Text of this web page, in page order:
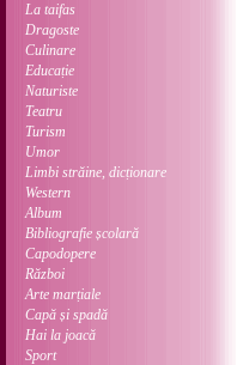
La taifas
Dragoste
Culinare
Educație
Naturiste
Teatru
Turism
Umor
Limbi străine, dicționare
Western
Album
Bibliografie școlară
Capodopere
Război
Arte marțiale
Capă și spadă
Hai la joacă
Sport